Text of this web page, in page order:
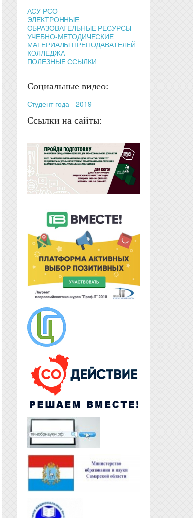
АСУ РСО
ЭЛЕКТРОННЫЕ
ОБРАЗОВАТЕЛЬНЫЕ РЕСУРСЫ
УЧЕБНО-МЕТОДИЧЕСКИЕ
МАТЕРИАЛЫ ПРЕПОДАВАТЕЛЕЙ
КОЛЛЕДЖА
ПОЛЕЗНЫЕ ССЫЛКИ
Социальные видео:
Студент года - 2019
Ссылки на сайты: